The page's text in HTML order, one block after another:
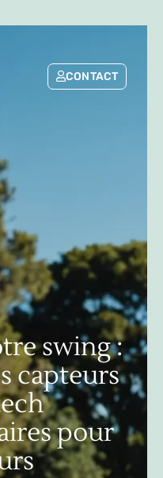
CONTACT
swing :
capteurs
pour